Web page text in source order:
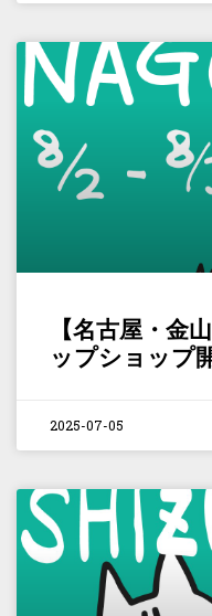
【名古屋・金
ップショップ
2025-07-05